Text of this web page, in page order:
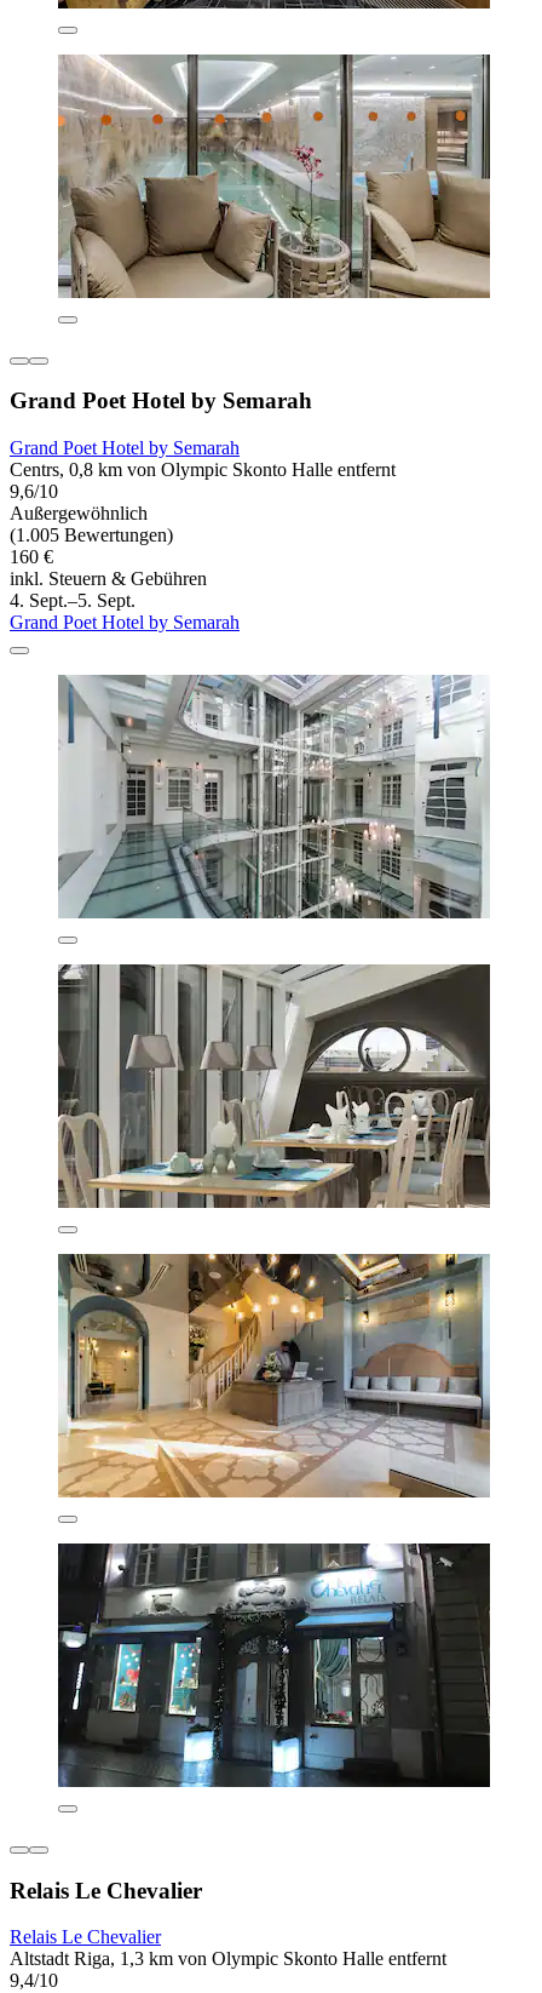
Grand Poet Hotel by Semarah
Grand Poet Hotel by Semarah
Centrs, 0,8 km von Olympic Skonto Halle entfernt
9,6/10
Außergewöhnlich
(1.005 Bewertungen)
160 €
inkl. Steuern & Gebühren
4. Sept.–5. Sept.
Grand Poet Hotel by Semarah
Relais Le Chevalier
Relais Le Chevalier
Altstadt Riga, 1,3 km von Olympic Skonto Halle entfernt
9,4/10